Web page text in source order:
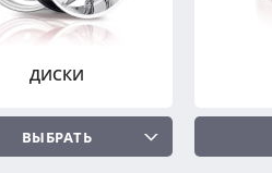
ДИСКИ
ВЫБРАТЬ